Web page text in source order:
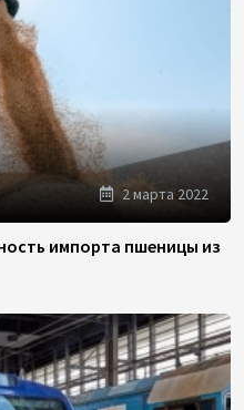
2 марта 2022
импорта пшеницы из